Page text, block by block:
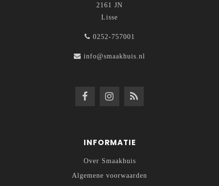
2161 JN
Lisse
0252-757001
info@smaakhuis.nl
INFORMATIE
Over Smaakhuis
Algemene voorwaarden